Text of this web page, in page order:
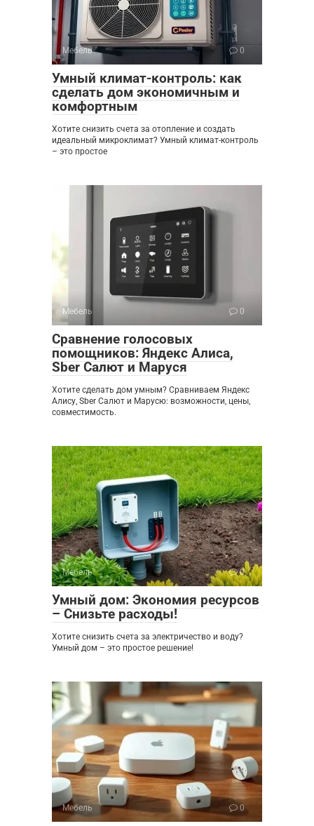
Мебель 0
Умный климат-контроль: как
сделать дом экономичным и
комфортным
Хотите снизить счета за отопление и создать
идеальный микроклимат? Умный климат-контроль
– это простое
Мебель 0
Сравнение голосовых
помощников: Яндекс Алиса,
Sber Салют и Маруся
Хотите сделать дом умным? Сравниваем Яндекс
Алису, Sber Салют и Марусю: возможности, цены,
совместимость.
Мебель 0
Умный дом: Экономия ресурсов
– Снизьте расходы!
Хотите снизить счета за электричество и воду?
Умный дом – это простое решение!
Мебель 0